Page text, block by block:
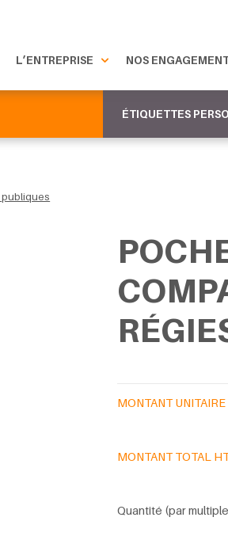
L’ENTREPRISE NOS
ÉTIQUETTES
MONTANT
MONTANT TOTAL
Quantité (par